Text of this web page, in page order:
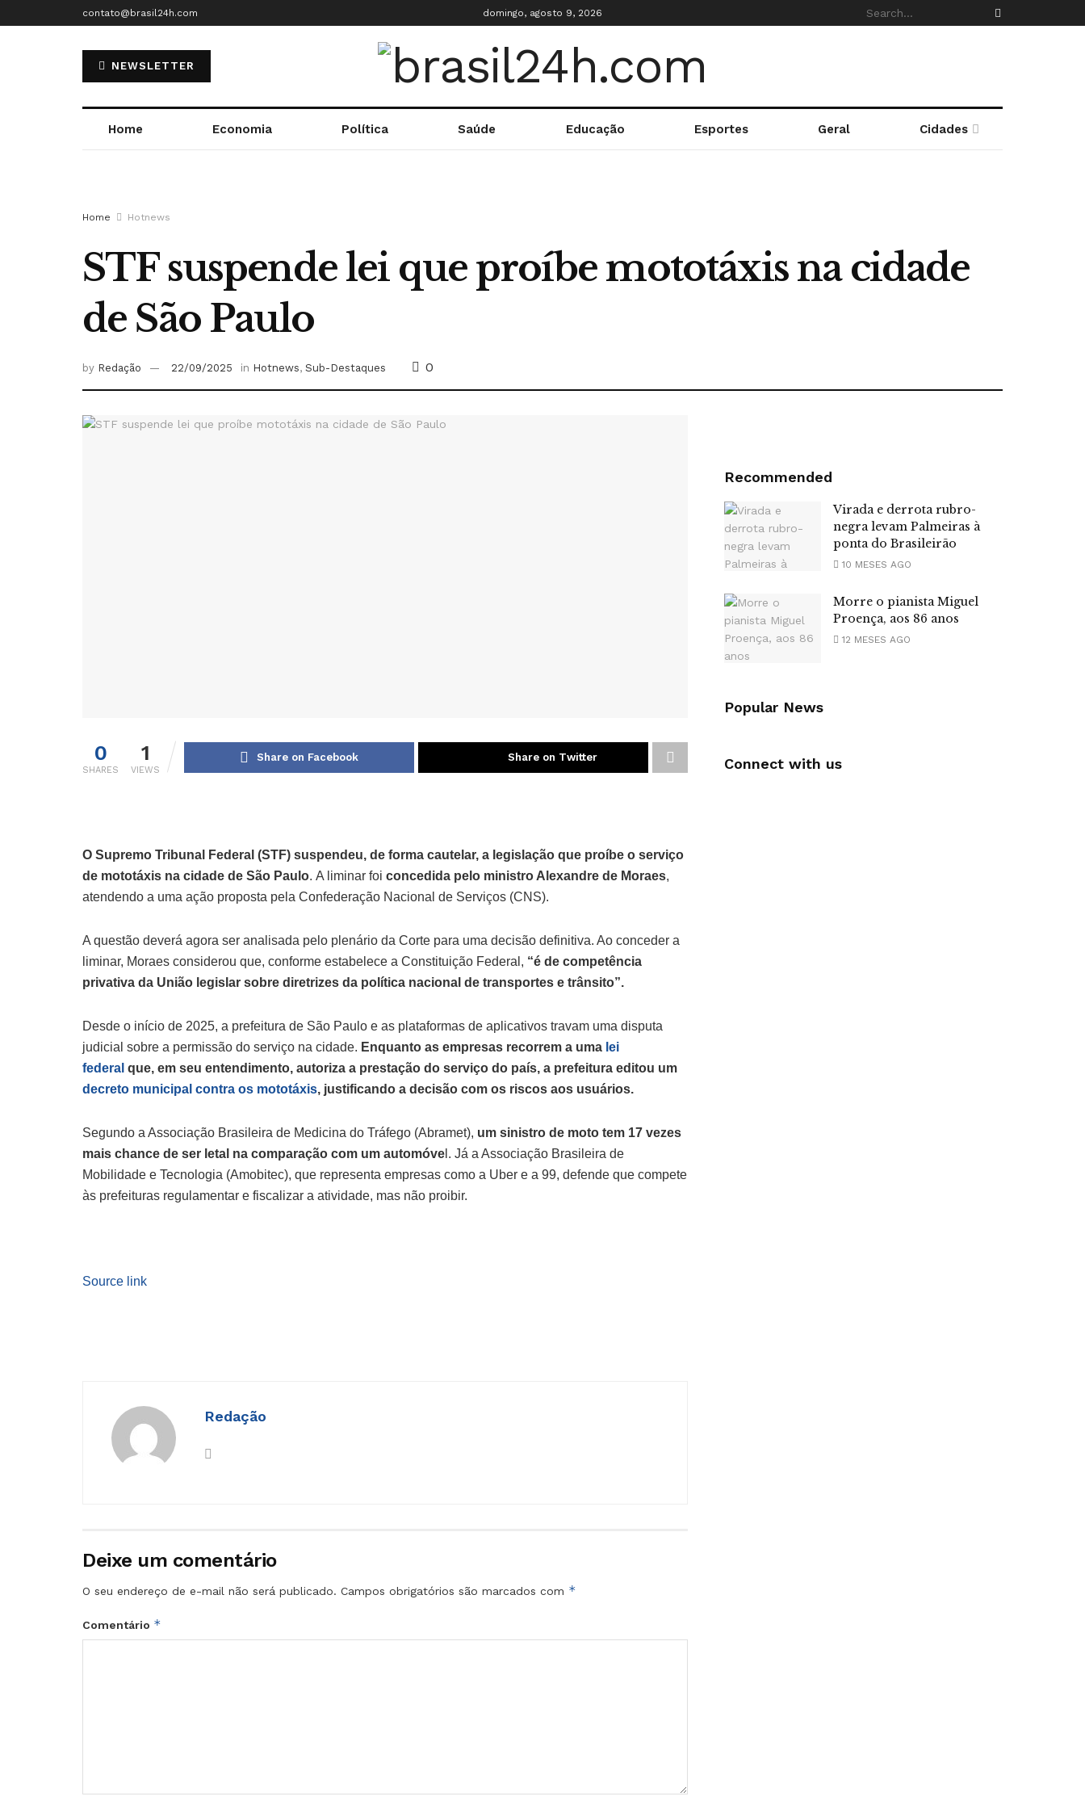
contato@brasil24h.com domingo, agosto 9, 2026
NEWSLETTER
Home Economia Política Saúde Educação Esportes Geral Cidades
Home Hotnews
STF suspende lei que proíbe mototáxis na cidade
de São Paulo
by Redação 22/09/2025 in Hotnews, Sub-Destaques 0
0
SHARES
1
VIEWS
Share on Facebook Share on Twitter
O Supremo Tribunal Federal (STF) suspendeu, de forma cautelar, a legislação que proíbe o serviço
de mototáxis na cidade de São Paulo. A liminar foi concedida pelo ministro Alexandre de Moraes,
atendendo a uma ação proposta pela Confederação Nacional de Serviços (CNS).
A questão deverá agora ser analisada pelo plenário da Corte para uma decisão definitiva. Ao conceder a
liminar, Moraes considerou que, conforme estabelece a Constituição Federal, “é de competência
privativa da União legislar sobre diretrizes da política nacional de transportes e trânsito”.
Desde o início de 2025, a prefeitura de São Paulo e as plataformas de aplicativos travam uma disputa
judicial sobre a permissão do serviço na cidade. Enquanto as empresas recorrem a uma lei
federal que, em seu entendimento, autoriza a prestação do serviço do país, a prefeitura editou um
decreto municipal contra os mototáxis, justificando a decisão com os riscos aos usuários.
Segundo a Associação Brasileira de Medicina do Tráfego (Abramet), um sinistro de moto tem 17 vezes
mais chance de ser letal na comparação com um automóve l. Já a Associação Brasileira de
Mobilidade e Tecnologia (Amobitec), que representa empresas como a Uber e a 99, defende que compete
às prefeituras regulamentar e fiscalizar a atividade, mas não proibir.
Source link
Redação
Deixe um comentário
O seu endereço de e-mail não será publicado. Campos obrigatórios são marcados com *
Comentário *
Recommended
Virada e derrota rubro-
negra levam Palmeiras à
ponta do Brasileirão
10 MESES AGO
Morre o pianista Miguel
Proença, aos 86 anos
12 MESES AGO
Popular News
Connect with us